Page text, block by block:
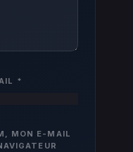
*
MON E-MAIL